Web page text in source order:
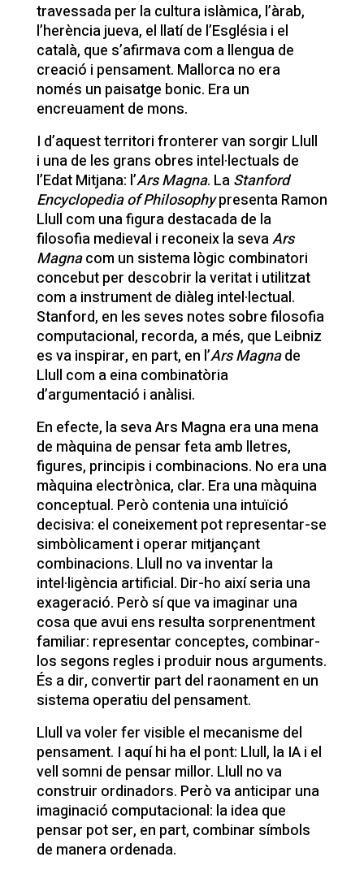
travessada per la cultura islàmica, l’àrab,
l’herència jueva, el llatí de l’Església i el
català, que s’afirmava com a llengua de
creació i pensament. Mallorca no era
només un paisatge bonic. Era un
encreuament de mons.
I d’aquest territori fronterer van sorgir Llull
i una de les grans obres intel·lectuals de
l’Edat Mitjana: l’Ars Magna. LaStanford
Encyclopedia of Philosophypresenta Ramon
Llull com una figura destacada de la
filosofia medieval i reconeix la sevaArs
Magnacom un sistema lògic combinatori
concebut per descobrir la veritat i utilitzat
com a instrument de diàleg intel·lectual.
Stanford, en les seves notes sobre filosofia
computacional, recorda, a més, que Leibniz
es va inspirar, en part, en l’Ars Magnade
Llull com a eina combinatòria
d’argumentació i anàlisi.
En efecte, la seva Ars Magna era una mena
de màquina de pensar feta amb lletres,
figures, principis i combinacions. No era una
màquina electrònica, clar. Era una màquina
conceptual. Però contenia una intuïció
decisiva: el coneixement pot representar-se
simbòlicament i operar mitjançant
combinacions. Llull no va inventar la
intel·ligència artificial. Dir-ho així seria una
exageració. Però sí que va imaginar una
cosa que avui ens resulta sorprenentment
familiar: representar conceptes, combinar-
los segons regles i produir nous arguments.
És a dir, convertir part del raonament en un
sistema operatiu del pensament.
Llull va voler fer visible el mecanisme del
pensament. I aquí hi ha el pont: Llull, la IA i el
vell somni de pensar millor. Llull no va
construir ordinadors. Però va anticipar una
imaginació computacional: la idea que
pensar pot ser, en part, combinar símbols
de manera ordenada.